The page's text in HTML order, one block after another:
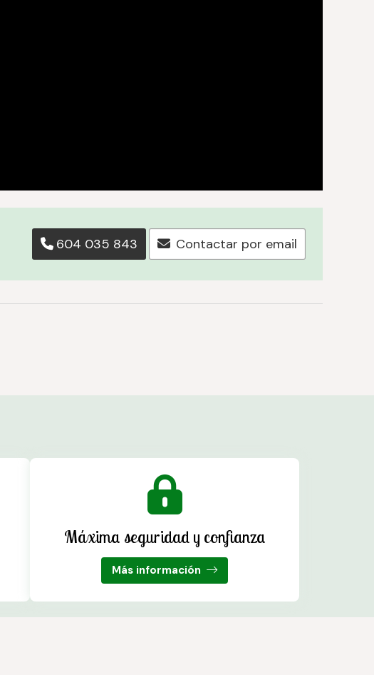
604 035 843 Contactar por email
Máxima seguridad y confianza
Más información